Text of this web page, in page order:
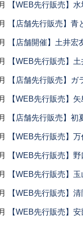
【WEB先行販売】
【店舗先行販売】青
【店舗開催】土井宏
【WEB先行販売】
【店舗先行販売】ガ
【WEB先行販売】
【店舗先行販売】初
【WEB先行販売】
【WEB先行販売】
【WEB先行販売】
【WEB先行販売】
【WEB先行販売】